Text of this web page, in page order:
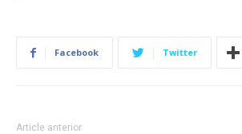
Facebook Twitter
Article anterior